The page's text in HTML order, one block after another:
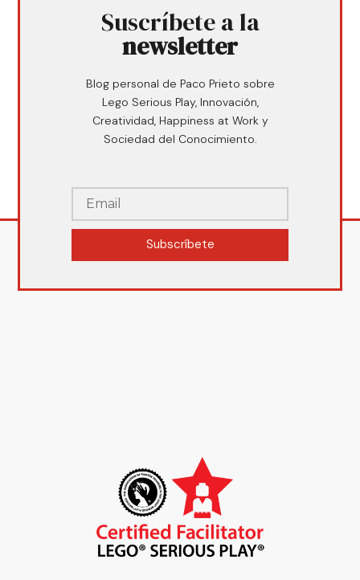
Suscríbete a la
newsletter
Blog personal de Paco Prieto sobre
Lego Serious Play, Innovación,
Creatividad, Happiness at Work y
Sociedad del Conocimiento.
Subscríbete